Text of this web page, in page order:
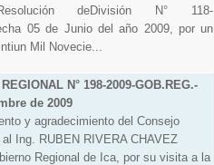
deDivisión N° 118-
05 de Junio del año 2009, por un
Mil Novecie...
N° 198-2009-GOB.REG.-
de 2009
y agradecimiento del Consejo
Ing. RUBEN RIVERA CHAVEZ
Regional de Ica, por su visita a la